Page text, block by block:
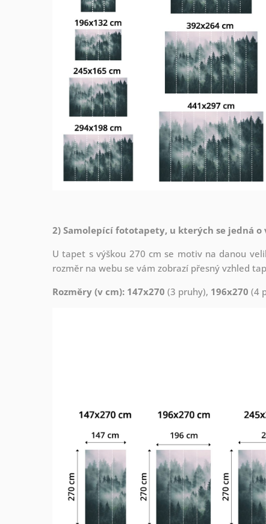
2) Samolepící fototapety, u kterých se jedná o
U tapet s výškou 270 cm se motiv na danou
rozměr na webu se vám zobrazí přesný vzhled
Rozměry (v cm): 147x270 (3 pruhy), 196x270 (4